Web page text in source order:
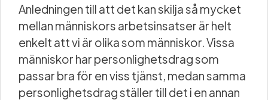
Anledningen till att det kan skilja så mycket
mellan människors arbetsinsatser är helt
enkelt att vi är olika som människor. Vissa
människor har personlighetsdrag som
passar bra för en viss tjänst, medan samma
personlighetsdrag ställer till det i en annan